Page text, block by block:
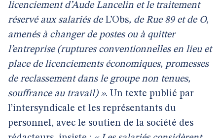
licenciement d’Aude Lancelin et le traitement
réservé aux salariés de L’Obs, de Rue 89 et de O,
amenés à changer de postes ou à quitter
l’entreprise (ruptures conventionnelles en lieu et
place de licenciements économiques, promesses
de reclassement dans le groupe non tenues,
souffrance au travail) ». Un texte publié par
l’intersyndicale et les représentants du
personnel, avec le soutien de la société des